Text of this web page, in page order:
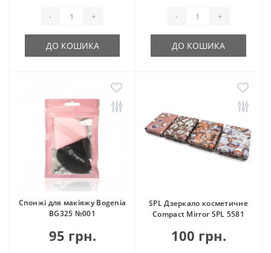
- +
ДО КОШИКА
- +
ДО КОШИКА
Спонжі для макіяжу Bogenia
BG325 №001
95 грн.
SPL Дзеркало косметичне
Compact Mirror SPL 5581
100 грн.